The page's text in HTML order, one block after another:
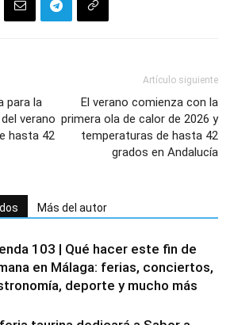
para la
verano
hasta 42
Artículo siguiente
El verano comienza con la
primera ola de calor de 2026 y
temperaturas de hasta 42
grados en Andalucía
Más del autor
103 | Qué hacer este fin de
en Málaga: ferias, conciertos,
deporte y mucho más